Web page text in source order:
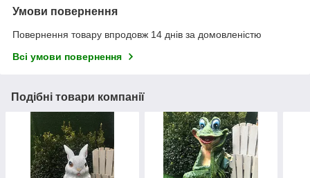
Умови повернення
Повернення товару впродовж 14 днів за домовленістю
Всі умови повернення
Подібні товари компанії